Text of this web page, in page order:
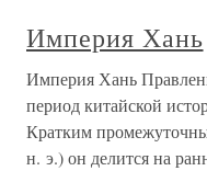
Империя Хань
Империя Хань
период китайской
Кратким
н. э.) он делится на